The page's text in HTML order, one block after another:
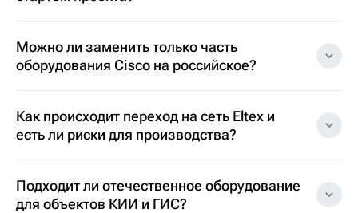
Можно ли заменить только часть
оборудования Cisco на российское?
Как происходит переход на сеть Eltex и
есть ли риски для производства?
Подходит ли отечественное оборудование
для объектов КИИ и ГИС?